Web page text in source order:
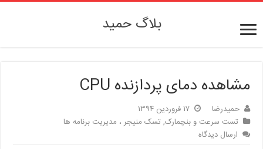
بلاگ حمید
مشاهده دمای پردازنده CPU
حمیدرضا
۱۷ فروردین ۱۳۹۴
تست سرعت و بنچمارک,تسک منیجر ، مدیریت برنامه ها
ارسال دیدگاه